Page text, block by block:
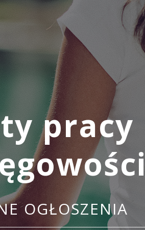
pracy
OGŁOSZENIA